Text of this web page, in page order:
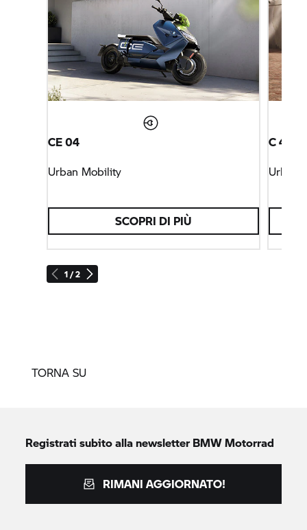
1 / 2
CE 04
Urban Mobility
SCOPRI DI PIÙ
C 400
Urban
TORNA SU
Registrati subito alla newsletterBMW Motorrad
RIMANI AGGIORNATO!